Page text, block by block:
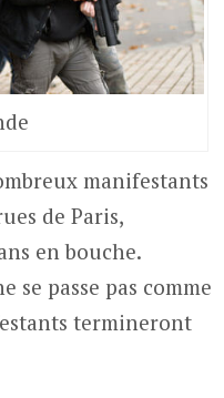
manifestants
de Paris,
en bouche.
passe pas comme
termineront